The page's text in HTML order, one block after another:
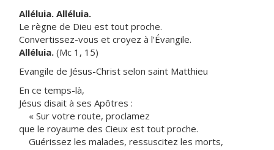
Alléluia. Alléluia.
Le règne de Dieu est tout proche.
Convertissez-vous et croyez à l’Évangile.
Alléluia. (Mc 1, 15)
Evangile de Jésus-Christ selon saint Matthieu
En ce temps-là,
Jésus disait à ses Apôtres :
« Sur votre route, proclamez
que le royaume des Cieux est tout proche.
Guérissez les malades, ressuscitez les morts,